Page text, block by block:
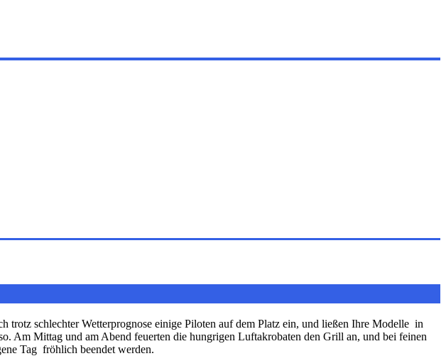
schlechter Wetterprognose einige Piloten auf dem Platz ein, und ließen Ihre Modelle in
Am Mittag und am Abend feuerten die hungrigen Luftakrobaten den Grill an, und bei feinen
Tag fröhlich beendet werden.